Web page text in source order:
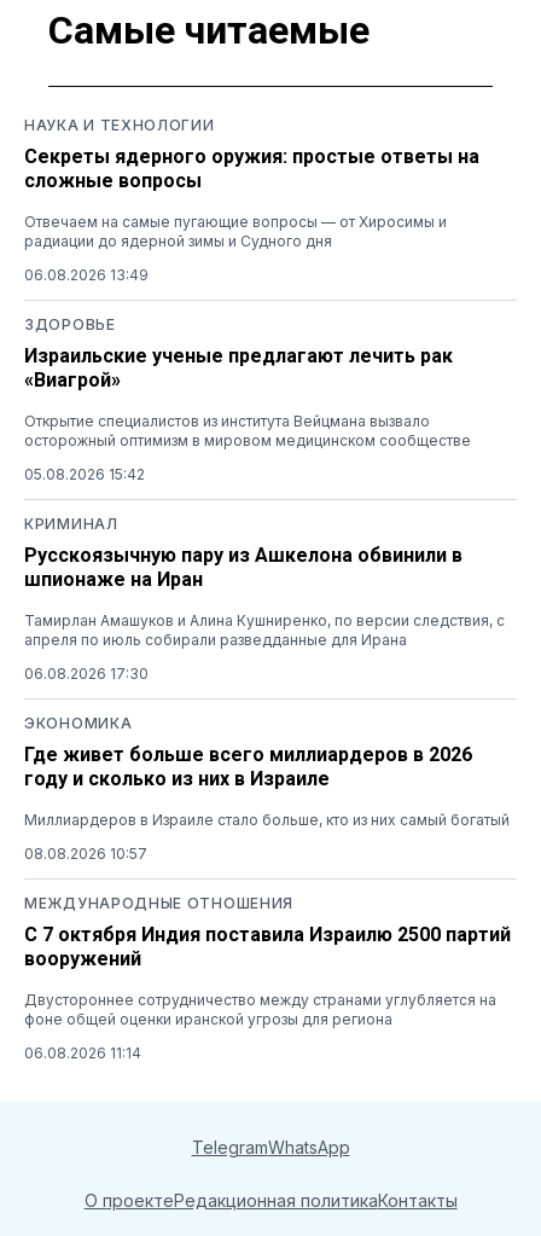
Самые читаемые
НАУКА И ТЕХНОЛОГИИ
Секреты ядерного оружия: простые ответы на
сложные вопросы
Отвечаем на самые пугающие вопросы — от Хиросимы и
радиации до ядерной зимы и Судного дня
06.08.2026 13:49
ЗДОРОВЬЕ
Израильские ученые предлагают лечить рак
«Виагрой»
Открытие специалистов из института Вейцмана вызвало
осторожный оптимизм в мировом медицинском сообществе
05.08.2026 15:42
КРИМИНАЛ
Русскоязычную пару из Ашкелона обвинили в
шпионаже на Иран
Тамирлан Амашуков и Алина Кушниренко, по версии следствия, с
апреля по июль собирали разведданные для Ирана
06.08.2026 17:30
ЭКОНОМИКА
Где живет больше всего миллиардеров в 2026
году и сколько из них в Израиле
Миллиардеров в Израиле стало больше, кто из них самый богатый
08.08.2026 10:57
МЕЖДУНАРОДНЫЕ ОТНОШЕНИЯ
С 7 октября Индия поставила Израилю 2500 партий
вооружений
Двустороннее сотрудничество между странами углубляется на
фоне общей оценки иранской угрозы для региона
06.08.2026 11:14
TelegramWhatsApp
О проектеРедакционная политикаКонтакты